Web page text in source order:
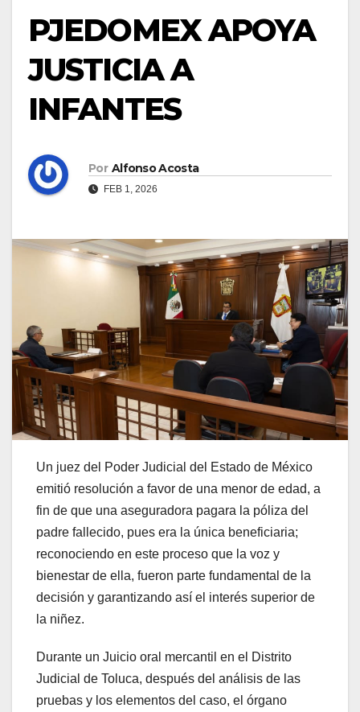
PJEDOMEX APOYA
JUSTICIA A
INFANTES
Por Alfonso Acosta
FEB 1, 2026
Un juez del Poder Judicial del Estado de México
emitió resolución a favor de una menor de edad, a
fin de que una aseguradora pagara la póliza del
padre fallecido, pues era la única beneficiaria;
reconociendo en este proceso que la voz y
bienestar de ella, fueron parte fundamental de la
decisión y garantizando así el interés superior de
la niñez.
Durante un Juicio oral mercantil en el Distrito
Judicial de Toluca, después del análisis de las
pruebas y los elementos del caso, el órgano